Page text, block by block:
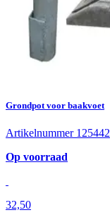
Grondpot voor baakvoet
Artikelnummer 125442
Op voorraad
32,50